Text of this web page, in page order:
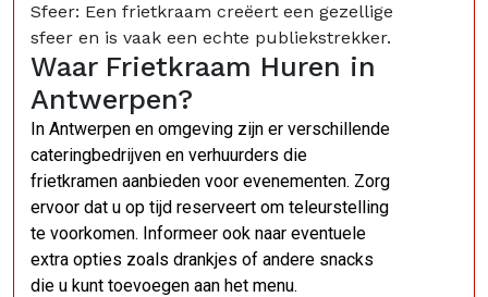
Sfeer: Een frietkraam creëert een gezellige
sfeer en is vaak een echte publiekstrekker.
Waar Frietkraam Huren in
Antwerpen?
In Antwerpen en omgeving zijn er verschillende
cateringbedrijven en verhuurders die
frietkramen aanbieden voor evenementen. Zorg
ervoor dat u op tijd reserveert om teleurstelling
te voorkomen. Informeer ook naar eventuele
extra opties zoals drankjes of andere snacks
die u kunt toevoegen aan het menu.